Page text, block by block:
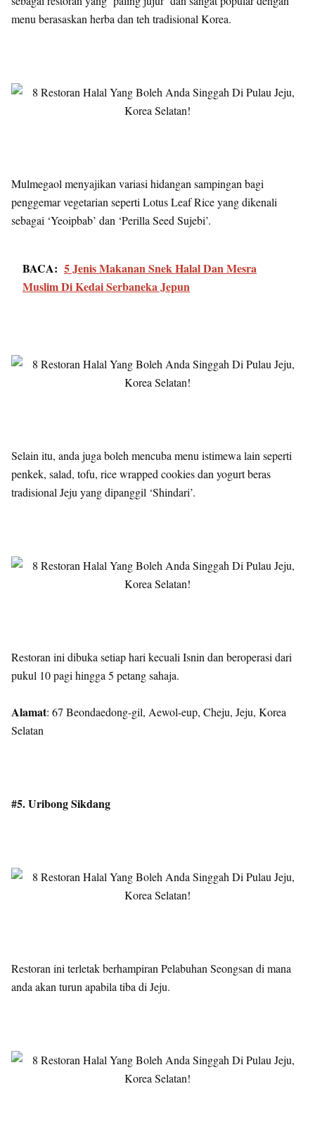
menu berasaskan herba dan teh tradisional Korea.
Mulmegaol menyajikan variasi hidangan sampingan bagi
penggemar vegetarian seperti Lotus Leaf Rice yang dikenali
sebagai ‘Yeoipbab’ dan ‘Perilla Seed Sujebi’.
BACA: 5 Jenis Makanan Snek Halal Dan Mesra
Muslim Di Kedai Serbaneka Jepun
Selain itu, anda juga boleh mencuba menu istimewa lain seperti
penkek, salad, tofu, rice wrapped cookies dan yogurt beras
tradisional Jeju yang dipanggil ‘Shindari’.
Restoran ini dibuka setiap hari kecuali Isnin dan beroperasi dari
pukul 10 pagi hingga 5 petang sahaja.
Alamat: 67 Beondaedong-gil, Aewol-eup, Cheju, Jeju, Korea
Selatan
#5. Uribong Sikdang
Restoran ini terletak berhampiran Pelabuhan Seongsan di mana
anda akan turun apabila tiba di Jeju.